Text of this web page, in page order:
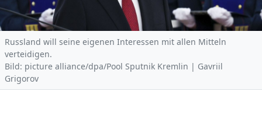
Russland will seine eigenen Interessen mit allen Mitteln
verteidigen.
Bild: picture alliance/dpa/Pool Sputnik Kremlin | Gavriil
Grigorov